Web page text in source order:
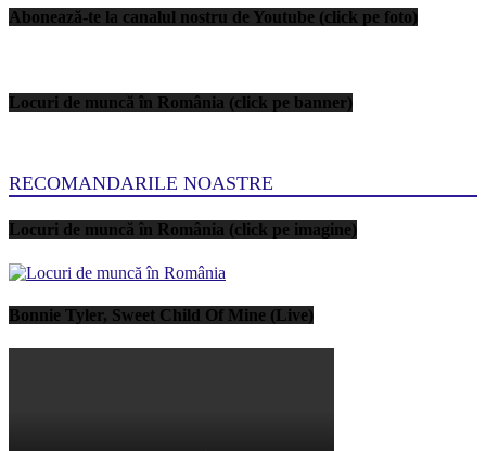
Abonează-te la canalul nostru de Youtube (click pe foto)
Locuri de muncă în România (click pe banner)
RECOMANDARILE NOASTRE
Locuri de muncă în România (click pe imagine)
Bonnie Tyler, Sweet Child Of Mine (Live)